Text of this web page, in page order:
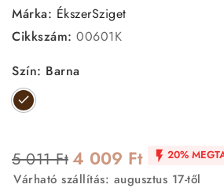
Márka: ÉkszerSziget
Cikkszám: 00601K
Szín: Barna
Barna
5 011 Ft4 009 Ft  20%
Várható szállítás: augusztus 17-től